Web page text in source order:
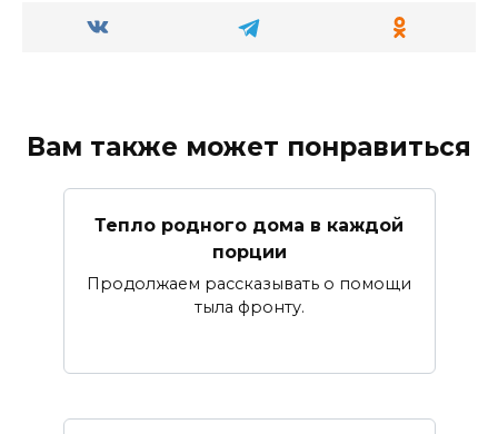
Вам также может понравиться
Тепло родного дома в каждой
порции
Продолжаем рассказывать о помощи
тыла фронту.